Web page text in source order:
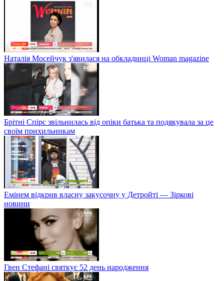
Наталія Мосейчук з'явилася на обкладинці Woman magazine
Брітні Спірс звільнилась від опіки батька та подякувала за це
своїм прихильникам
Емінем відкрив власну закусочну у Детройті — Зіркові
новини
Гвен Стефані святкує 52 день народження